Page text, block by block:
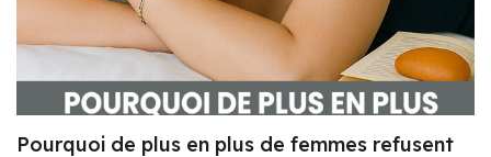
Pourquoi de plus en plus de femmes refusent